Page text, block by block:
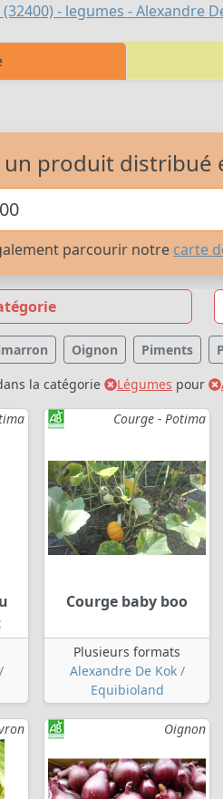
- legumes - Alexandre
un produit distribué
parcourir notre carte
Oignon Piments
la catégorie Légumes pour
Courge - Potima
Courge baby boo
Plusieurs formats
Alexandre De Kok /
Equibioland
Oignon